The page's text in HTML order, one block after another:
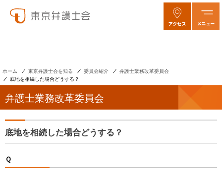
ホーム 東京弁護士会を知る 委員会紹介
弁護士業務改革委員会
底地を相続した場合どうする？
弁護士業務改革委員会
底地を相続した場合どうする？
Ｑ